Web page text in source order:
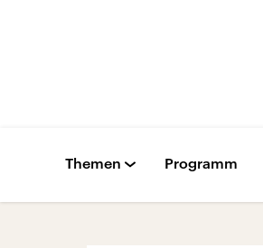
Themen Programm